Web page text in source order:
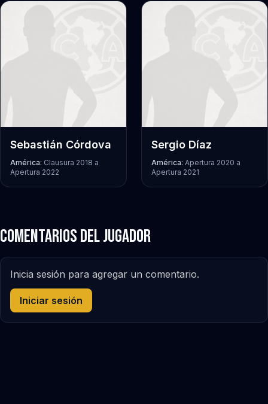
Sebastián Córdova
América: Clausura 2018 a
Apertura 2022
Sergio Díaz
América: Apertura 2020 a
Apertura 2021
Comentarios del jugador
Inicia sesión para agregar un comentario.
Iniciar sesión